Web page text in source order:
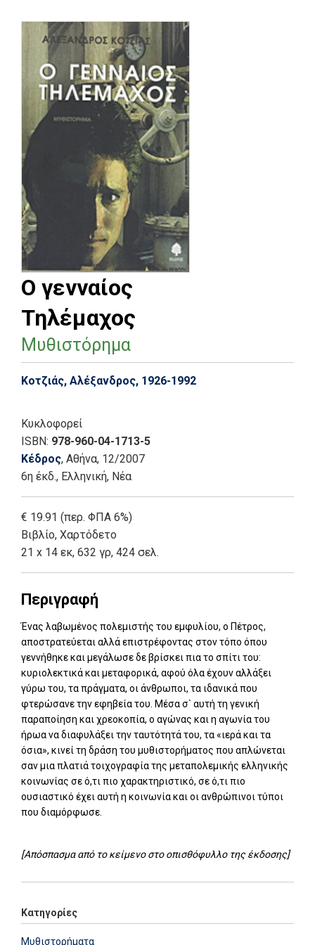
Ο γενναίος
Τηλέμαχος
Μυθιστόρημα
Κοτζιάς, Αλέξανδρος, 1926-1992
Κυκλοφορεί
ISBN: 978-960-04-1713-5
Κέδρος, Αθήνα, 12/2007
6η έκδ., Ελληνική, Νέα
€ 19.91 (περ. ΦΠΑ 6%)
Βιβλίο, Χαρτόδετο
21 x 14 εκ, 632 γρ, 424 σελ.
Περιγραφή
Ένας λαβωμένος πολεμιστής του εμφυλίου, ο Πέτρος,
αποστρατεύεται αλλά επιστρέφοντας στον τόπο όπου
γεννήθηκε και μεγάλωσε δε βρίσκει πια το σπίτι του:
κυριολεκτικά και μεταφορικά, αφού όλα έχουν αλλάξει
γύρω του, τα πράγματα, οι άνθρωποι, τα ιδανικά που
φτερώσανε την εφηβεία του. Μέσα σ` αυτή τη γενική
παραποίηση και χρεοκοπία, ο αγώνας και η αγωνία του
ήρωα να διαφυλάξει την ταυτότητά του, τα «ιερά και τα
όσια», κινεί τη δράση του μυθιστορήματος που απλώνεται
σαν μια πλατιά τοιχογραφία της μεταπολεμικής ελληνικής
κοινωνίας σε ό,τι πιο χαρακτηριστικό, σε ό,τι πιο
ουσιαστικό έχει αυτή η κοινωνία και οι ανθρώπινοι τύποι
που διαμόρφωσε.
[Απόσπασμα από το κείμενο στο οπισθόφυλλο της έκδοσης]
Κατηγορίες
Μυθιστορήματα